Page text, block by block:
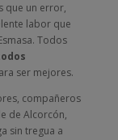
que un error,
labor que
Todos
ser mejores.
compañeros
de Alcorcón,
sin tregua a